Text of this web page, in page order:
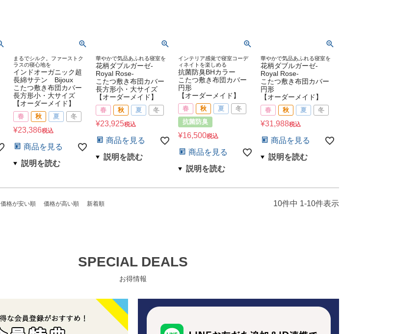
まるでシルク。ファーストク
ラスの寝心地を
インドオーガニック超
長綿サテン Bijoux
こたつ敷き布団カバー
長方形小・大サイズ
【オーダーメイド】
春 秋 夏 冬
¥23,386税込
商品を見る
華やかで気品あふれる寝室を
花柄ダブルガーゼ-
Royal Rose-
こたつ敷き布団カバー
長方形小・大サイズ
【オーダーメイド】
春 秋 夏 冬
¥23,925税込
商品を見る
インテリア感覚で寝室コーデ
ィネイトを楽しめる
抗菌防臭BHカラー
こたつ敷き布団カバー
円形
【オーダーメイド】
春 秋 夏
冬
抗菌防臭
¥16,500税込
商品を見る
華やかで気品あふれる寝室を
花柄ダブルガーゼ-
Royal Rose-
こたつ敷き布団カバー
円形
【オーダーメイド】
春 秋 夏 冬
¥31,988税込
商品を見る
価格が安い順 価格が高い順 新着順 10件中 1-10件表示
SPECIAL DEALS
お得情報